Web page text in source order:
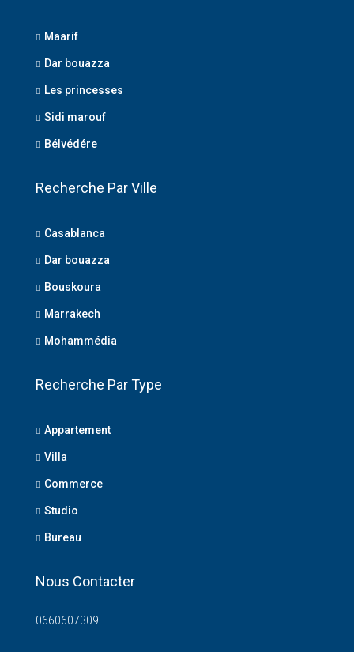
Maarif
Dar bouazza
Les princesses
Sidi marouf
Bélvédére
Recherche Par Ville
Casablanca
Dar bouazza
Bouskoura
Marrakech
Mohammédia
Recherche Par Type
Appartement
Villa
Commerce
Studio
Bureau
Nous Contacter
0660607309